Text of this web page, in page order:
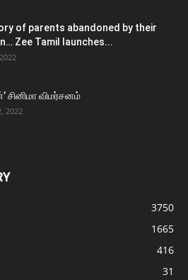
of parents abandoned by their
Zee Tamil launches...
சினிமா விமர்சனம்
2022
3750
1665
416
31